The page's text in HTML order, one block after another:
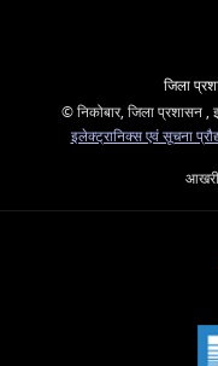
जिला
© निकोबार, जिला प्रशासन ,
इलेक्ट्रानिक्स एवं सूचना